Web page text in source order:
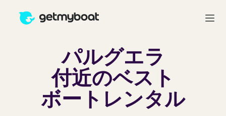
パルグエラ
付近のベスト
ボートレンタル